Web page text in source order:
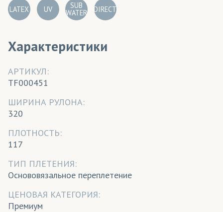
LATEX UV SUB
WATER DIRECT
Характеристики
АРТИКУЛ:
TF000451
ШИРИНА РУЛОНА:
320
ПЛОТНОСТЬ:
117
ТИП ПЛЕТЕНИЯ:
Основовязальное переплетение
ЦЕНОВАЯ КАТЕГОРИЯ:
Премиум